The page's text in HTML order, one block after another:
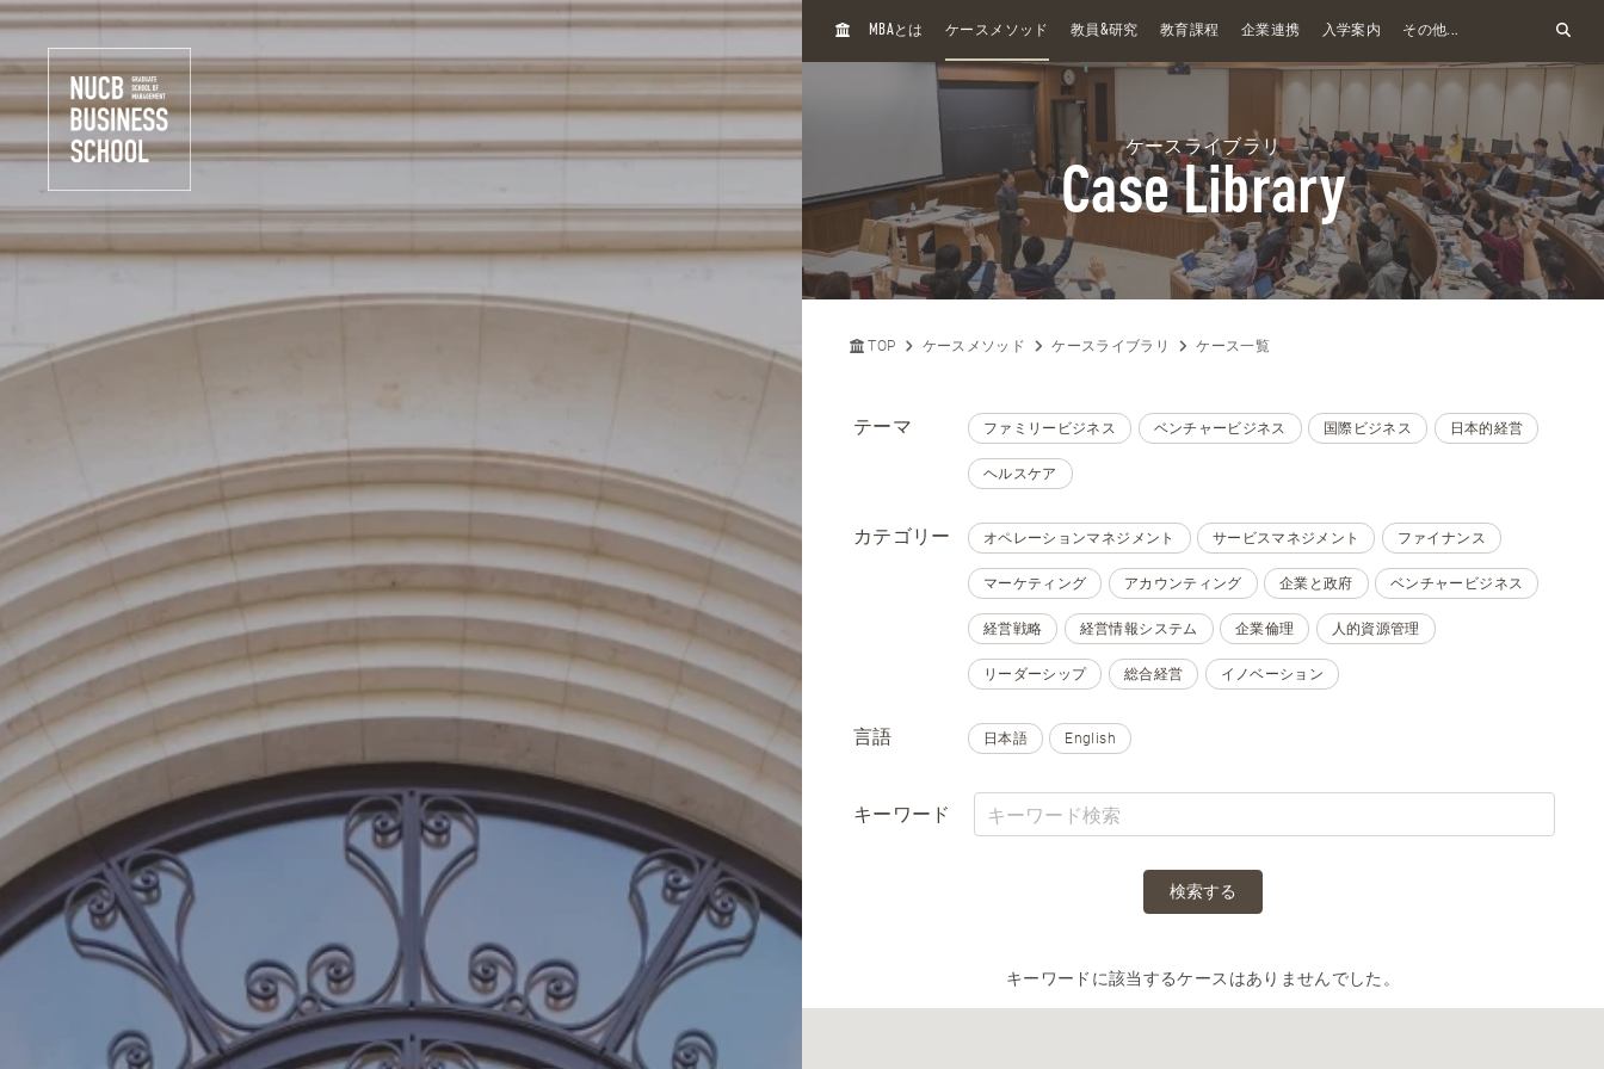
H
MBAとは ケースメソッド 教員&研究 教育課程 企業連携 入学案内 その他...
ケースライブラリ
Case Library
TOP ケースメソッド ケースライブラリ ケース一覧
テーマ ファミリービジネス ベンチャービジネス 国際ビジネス 日本的経営
ヘルスケア
カテゴリー オペレーションマネジメント サービスマネジメント ファイナンス
マーケティング アカウンティング 企業と政府 ベンチャービジネス
経営戦略 経営情報システム 企業倫理 人的資源管理
リーダーシップ 総合経営 イノベーション
言語 日本語 English
キーワード
検索する
キーワードに該当するケースはありませんでした。